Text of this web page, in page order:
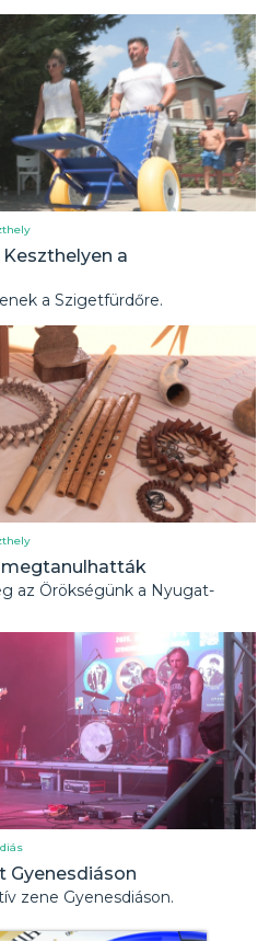
a
a Szigetfürdőre.
az Örökségünk a Nyugat-
Gyenesdiáson
zene Gyenesdiáson.